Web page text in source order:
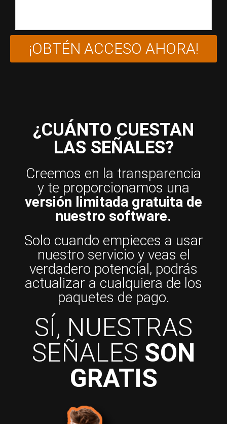
¡OBTÉN ACCESO AHORA!
¿CUÁNTO CUESTAN
LAS SEÑALES?
Creemos en la transparencia
y te proporcionamos una
versión limitada gratuita de
nuestro software.
Solo cuando empieces a usar
nuestro servicio y veas el
verdadero potencial, podrás
actualizar a cualquiera de los
paquetes de pago.
SÍ, NUESTRAS
SEÑALES SON
GRATIS